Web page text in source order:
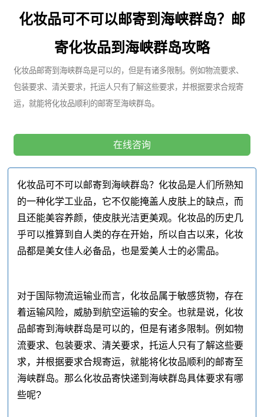
化妆品可不可以邮寄到海峡群岛？邮
寄化妆品到海峡群岛攻略
化妆品邮寄到海峡群岛是可以的，但是有诸多限制。例如物流要求、
包装要求、清关要求，托运人只有了解这些要求，并根据要求合规寄
运，就能将化妆品顺利的邮寄至海峡群岛。
在线咨询
化妆品可不可以邮寄到海峡群岛？化妆品是人们所熟知
的一种化学工业品，它不仅能掩盖人皮肤上的缺点，而
且还能美容养颜，使皮肤光洁更美观。化妆品的历史几
乎可以推算到自人类的存在开始，所以自古以来，化妆
品都是美女佳人必备品，也是爱美人士的必需品。
对于国际物流运输业而言，化妆品属于敏感货物，存在
着运输风险，威胁到航空运输的安全。也就是说，化妆
品邮寄到海峡群岛是可以的，但是有诸多限制。例如物
流要求、包装要求、清关要求，托运人只有了解这些要
求，并根据要求合规寄运，就能将化妆品顺利的邮寄至
海峡群岛。那么化妆品寄快递到海峡群岛具体要求有哪
些呢?